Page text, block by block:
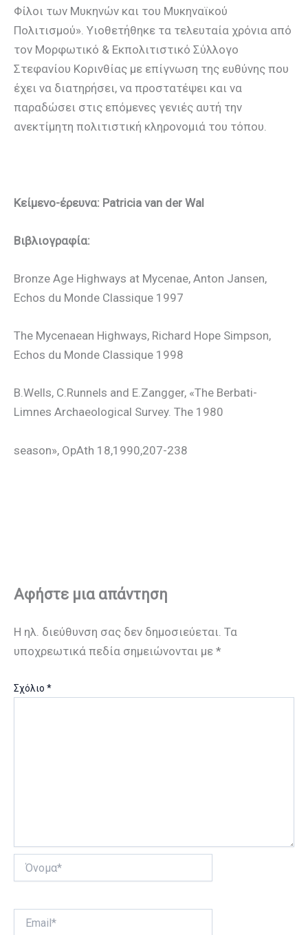
Φίλοι των Μυκηνών και του Μυκηναϊκού
Πολιτισμού». Υιοθετήθηκε τα τελευταία χρόνια από
τον Μορφωτικό & Εκπολιτιστικό Σύλλογο
Στεφανίου Κορινθίας με επίγνωση της ευθύνης που
έχει να διατηρήσει, να προστατέψει και να
παραδώσει στις επόμενες γενιές αυτή την
ανεκτίμητη πολιτιστική κληρονομιά του τόπου.
Κείμενο-έρευνα: Patricia van der Wal
Βιβλιογραφία:
Bronze Age Highways at Mycenae, Anton Jansen,
Echos du Monde Classique 1997
The Mycenaean Highways, Richard Hope Simpson,
Echos du Monde Classique 1998
B.Wells, C.Runnels and E.Zangger, «The Berbati-
Limnes Archaeological Survey. The 1980
season», OpAth 18,1990,207-238
Αφήστε μια απάντηση
Η ηλ. διεύθυνση σας δεν δημοσιεύεται. Τα
υποχρεωτικά πεδία σημειώνονται με *
Σχόλιο *
Όνομα*